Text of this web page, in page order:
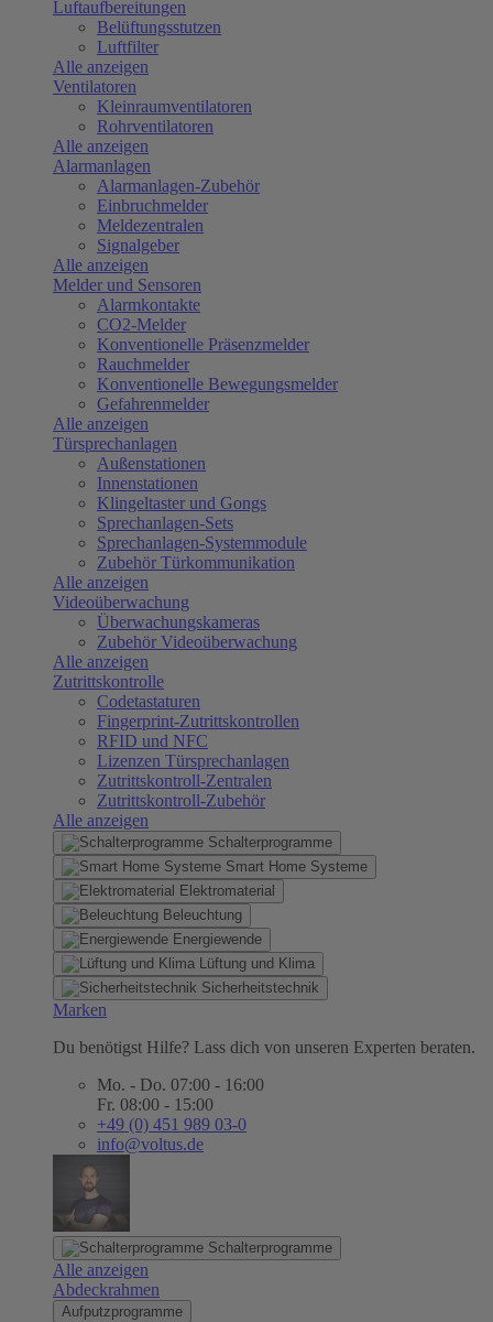
Luftaufbereitungen
Belüftungsstutzen
Luftfilter
Alle anzeigen
Ventilatoren
Kleinraumventilatoren
Rohrventilatoren
Alle anzeigen
Alarmanlagen
Alarmanlagen-Zubehör
Einbruchmelder
Meldezentralen
Signalgeber
Alle anzeigen
Melder und Sensoren
Alarmkontakte
CO2-Melder
Konventionelle Präsenzmelder
Rauchmelder
Konventionelle Bewegungsmelder
Gefahrenmelder
Alle anzeigen
Türsprechanlagen
Außenstationen
Innenstationen
Klingeltaster und Gongs
Sprechanlagen-Sets
Sprechanlagen-Systemmodule
Zubehör Türkommunikation
Alle anzeigen
Videoüberwachung
Überwachungskameras
Zubehör Videoüberwachung
Alle anzeigen
Zutrittskontrolle
Codetastaturen
Fingerprint-Zutrittskontrollen
RFID und NFC
Lizenzen Türsprechanlagen
Zutrittskontroll-Zentralen
Zutrittskontroll-Zubehör
Alle anzeigen
Schalterprogramme
Smart Home Systeme
Elektromaterial
Beleuchtung
Energiewende
Lüftung und Klima
Sicherheitstechnik
Marken
Du benötigst Hilfe? Lass dich von unseren Experten beraten.
Mo. - Do. 07:00 - 16:00
Fr. 08:00 - 15:00
+49 (0) 451 989 03-0
info@voltus.de
Schalterprogramme
Alle anzeigen
Abdeckrahmen
Aufputzprogramme